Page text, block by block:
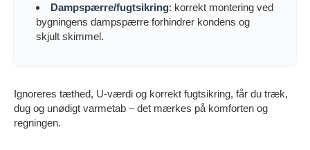
Dampspærre/fugtsikring: korrekt montering ved
bygningens dampspærre forhindrer kondens og
skjult skimmel.
Ignoreres tæthed, U-værdi og korrekt fugtsikring, får du træk,
dug og unødigt varmetab – det mærkes på komforten og
regningen.